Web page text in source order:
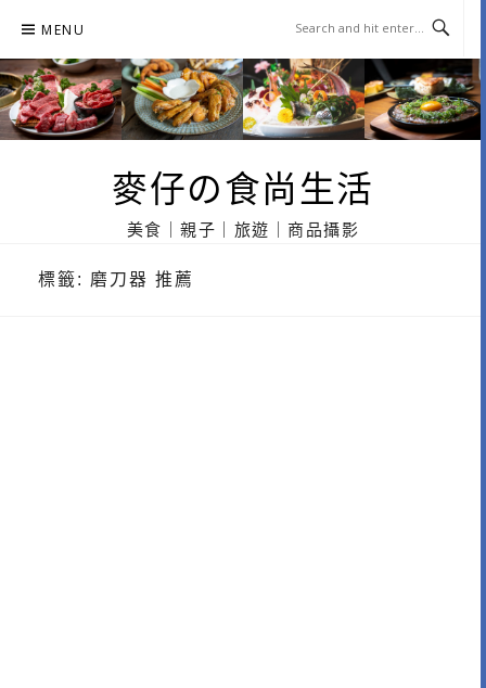
content
MENU
麥仔の食尚生活
美食｜親子｜旅遊｜商品攝影
標籤: 磨刀器 推薦